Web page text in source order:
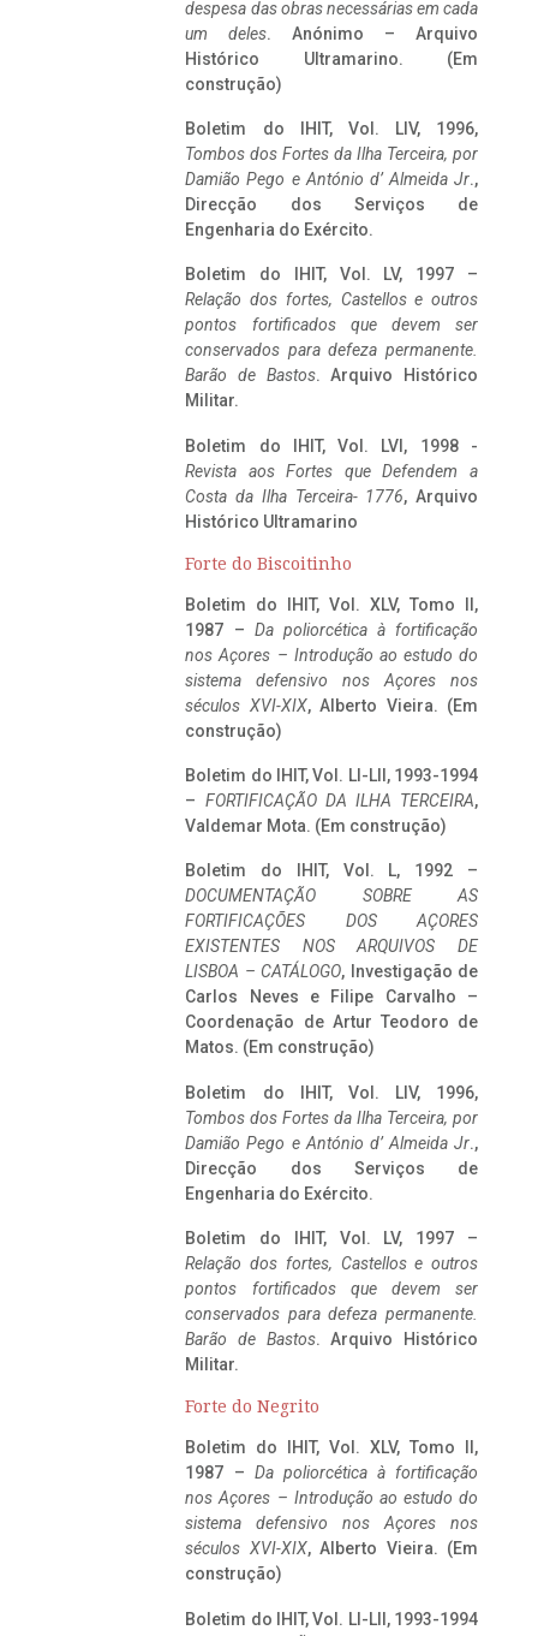
despesa das obras necessárias em cada
um deles. Anónimo – Arquivo
Histórico Ultramarino. (Em
construção)
Boletim do IHIT, Vol. LIV, 1996,
Tombos dos Fortes da Ilha Terceira, por
Damião Pego e António d’ Almeida Jr.,
Direcção dos Serviços de
Engenharia do Exército.
Boletim do IHIT, Vol. LV, 1997 –
Relação dos fortes, Castellos e outros
pontos fortificados que devem ser
conservados para defeza permanente.
Barão de Bastos. Arquivo Histórico
Militar.
Boletim do IHIT, Vol. LVI, 1998 -
Revista aos Fortes que Defendem a
Costa da Ilha Terceira- 1776, Arquivo
Histórico Ultramarino
Forte do Biscoitinho
Boletim do IHIT, Vol. XLV, Tomo II,
1987 – Da poliorcética à fortificação
nos Açores – Introdução ao estudo do
sistema defensivo nos Açores nos
séculos XVI-XIX, Alberto Vieira. (Em
construção)
Boletim do IHIT, Vol. LI-LII, 1993-1994
– FORTIFICAÇÃO DA ILHA TERCEIRA,
Valdemar Mota. (Em construção)
Boletim do IHIT, Vol. L, 1992 –
DOCUMENTAÇÃO SOBRE AS
FORTIFICAÇÕES DOS AÇORES
EXISTENTES NOS ARQUIVOS DE
LISBOA – CATÁLOGO, Investigação de
Carlos Neves e Filipe Carvalho –
Coordenação de Artur Teodoro de
Matos. (Em construção)
Boletim do IHIT, Vol. LIV, 1996,
Tombos dos Fortes da Ilha Terceira, por
Damião Pego e António d’ Almeida Jr.,
Direcção dos Serviços de
Engenharia do Exército.
Boletim do IHIT, Vol. LV, 1997 –
Relação dos fortes, Castellos e outros
pontos fortificados que devem ser
conservados para defeza permanente.
Barão de Bastos. Arquivo Histórico
Militar.
Forte do Negrito
Boletim do IHIT, Vol. XLV, Tomo II,
1987 – Da poliorcética à fortificação
nos Açores – Introdução ao estudo do
sistema defensivo nos Açores nos
séculos XVI-XIX, Alberto Vieira. (Em
construção)
Boletim do IHIT, Vol. LI-LII, 1993-1994